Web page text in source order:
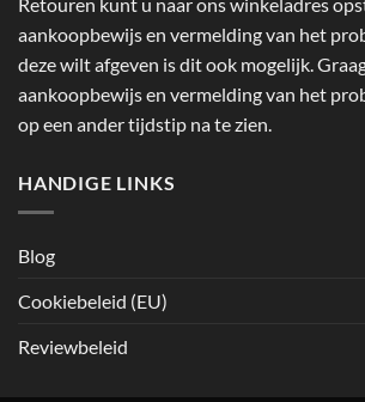
aankoopbewijs en vermelding van het
deze wilt afgeven is dit ook mogelijk.
aankoopbewijs en vermelding van het
op een ander tijdstip na te zien.
HANDIGE LINKS
Blog
Cookiebeleid (EU)
Reviewbeleid